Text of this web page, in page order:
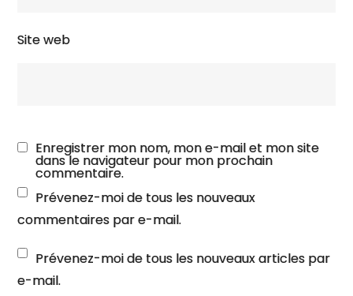
Site web
Enregistrer mon nom, mon e-mail et mon site
dans le navigateur pour mon prochain
commentaire.
Prévenez-moi de tous les nouveaux
commentaires par e-mail.
Prévenez-moi de tous les nouveaux articles par
e-mail.